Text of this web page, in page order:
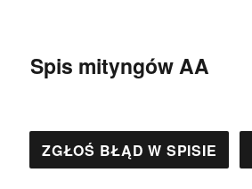
Spis mityngów AA
ZGŁOŚ BŁĄD W SPISIE